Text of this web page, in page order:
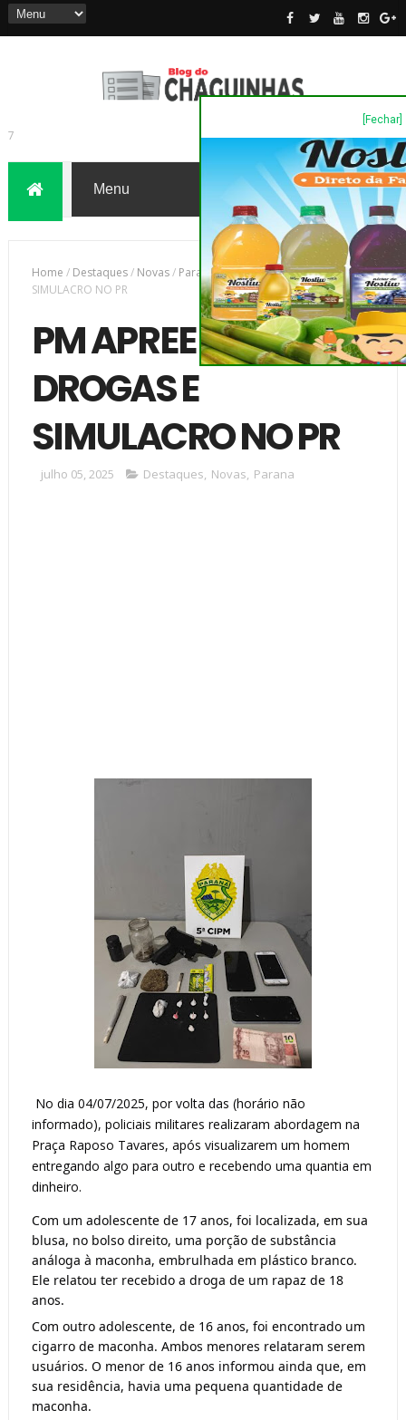
[Fechar]
7
Home / Destaques/ Novas/ Parana/PM APREENDE DROGAS E
SIMULACRO NO PR
PM APREENDE
DROGAS E
SIMULACRO NO PR
julho 05, 2025 Destaques, Novas, Parana
No dia 04/07/2025, por volta das (horário não
informado), policiais militares realizaram abordagem na
Praça Raposo Tavares, após visualizarem um homem
entregando algo para outro e recebendo uma quantia em
dinheiro.
Com um adolescente de 17 anos, foi localizada, em sua
blusa, no bolso direito, uma porção de substância
análoga à maconha, embrulhada em plástico branco.
Ele relatou ter recebido a droga de um rapaz de 18
anos.
Com outro adolescente, de 16 anos, foi encontrado um
cigarro de maconha. Ambos menores relataram serem
usuários. O menor de 16 anos informou ainda que, em
sua residência, havia uma pequena quantidade de
maconha.